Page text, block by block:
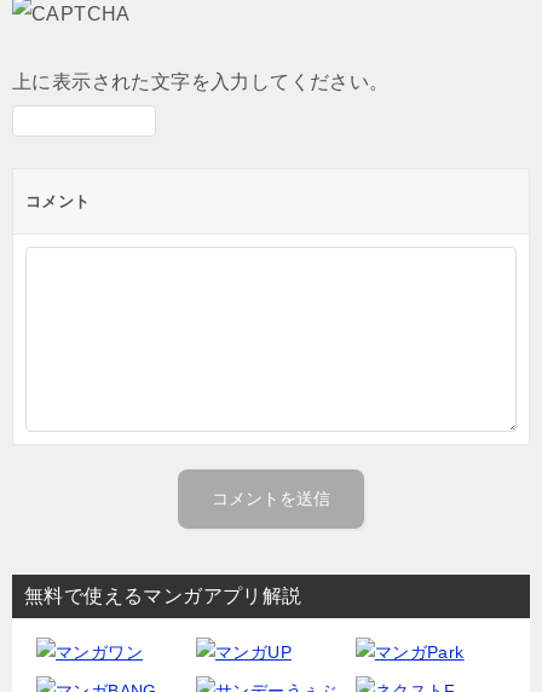
上に表示された文字を入力してください。
コメント
無料で使えるマンガアプリ解説